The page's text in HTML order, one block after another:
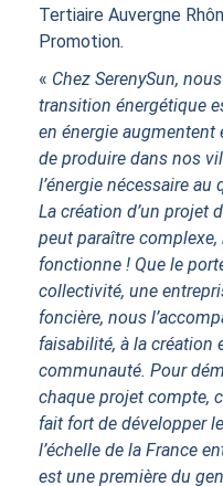
Tertiaire Auvergne
Promotion.
« Chez SerenySun,
transition énergétique
en énergie augmentent
de produire dans nos
l’énergie nécessaire
La création d’un projet
peut paraître complexe,
fonctionne ! Que le
collectivité, une
foncière, nous
faisabilité, à la création
communauté. Pour
chaque projet compte,
fait fort de développer
l’échelle de la France
est une première du